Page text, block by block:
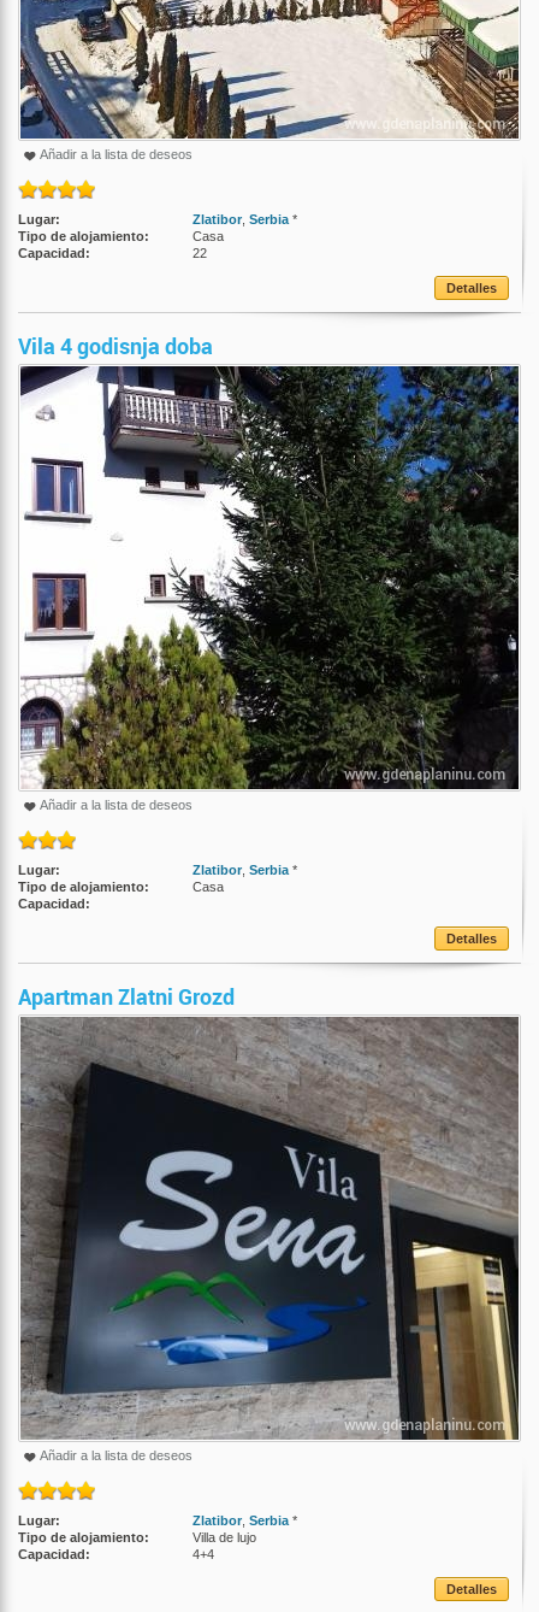
Añadir a la lista de deseos
Lugar: Zlatibor, Serbia *
Tipo de alojamiento:
Casa
Capacidad:
22
Detalles
Vila 4 godisnja doba
Añadir a la lista de deseos
Lugar: Zlatibor, Serbia *
Tipo de alojamiento:
Casa
Capacidad:
Detalles
Apartman Zlatni Grozd
Añadir a la lista de deseos
Lugar: Zlatibor, Serbia *
Tipo de alojamiento:
Villa de lujo
Capacidad:
4+4
Detalles